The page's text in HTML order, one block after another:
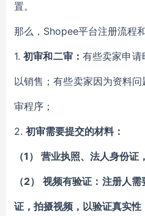
置。
那么， Shopee平台注册流程
1.初审和二审： 有些卖家申请
以销售；有些卖家因为资料
审程序；
2. 初审需要提交的材料：
（1） 营业执照、法人身份证
（2） 视频有验证：注册人
证，拍摄视频，以验证真实性